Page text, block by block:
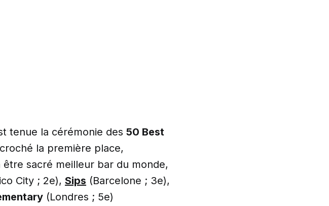
tenue la cérémonie des 50 Best
la première place,
sacré meilleur bar du monde,
City ; 2e), Sips (Barcelone ; 3e),
(Londres ; 5e)